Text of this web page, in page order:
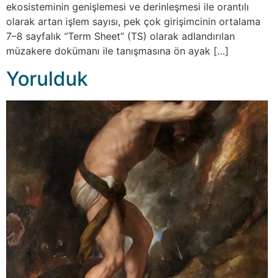
ekosisteminin genişlemesi ve derinleşmesi ile orantılı
olarak artan işlem sayısı, pek çok girişimcinin ortalama
7–8 sayfalık “Term Sheet” (TS) olarak adlandırılan
müzakere dokümanı ile tanışmasına ön ayak […]
Yorulduk